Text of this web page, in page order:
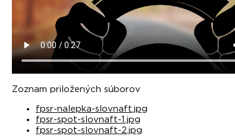
Zoznam priložených súborov
fpsr-nalepka-slovnaft.jpg
fpsr-spot-slovnaft-1.jpg
fpsr-spot-slovnaft-2.jpg